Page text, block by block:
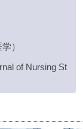
）
of Nursing St